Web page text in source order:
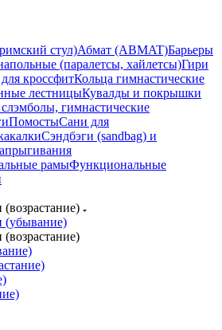
стул)Абмат (ABMAT)Барьеры
(паралетсы, хайлетсы)Гири
кроссфитКольца гимнастические
лестницыКувалды и покрышки
гимнастические
ПомостыСани для
Сэндбэги (sandbag) и
рамыФункциональные
(убывание)